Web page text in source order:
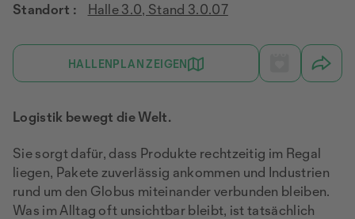
Standort :
Halle 3.0, Stand 3.0.07
HALLENPLAN ZEIGEN
Logistik bewegt die Welt.
Sie sorgt dafür, dass Produkte rechtzeitig im Regal
liegen, Pakete zuverlässig ankommen und Industrien
rund um den Globus miteinander verbunden bleiben.
Was im Alltag oft unsichtbar bleibt, ist tatsächlich